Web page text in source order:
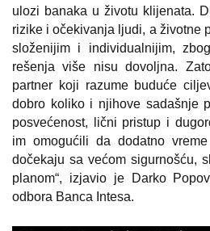
ulozi banaka u životu klijenata.
rizike i očekivanja ljudi, a životne
složenijim i individualnijim,
rešenja više nisu dovoljna.
partner koji razume buduće
dobro koliko i njihove sadašnje
posvećenost, lični pristup i
im omogućili da dodatno
dočekaju sa većom sigurnošću,
planom“, izjavio je Darko
odbora Banca Intesa.